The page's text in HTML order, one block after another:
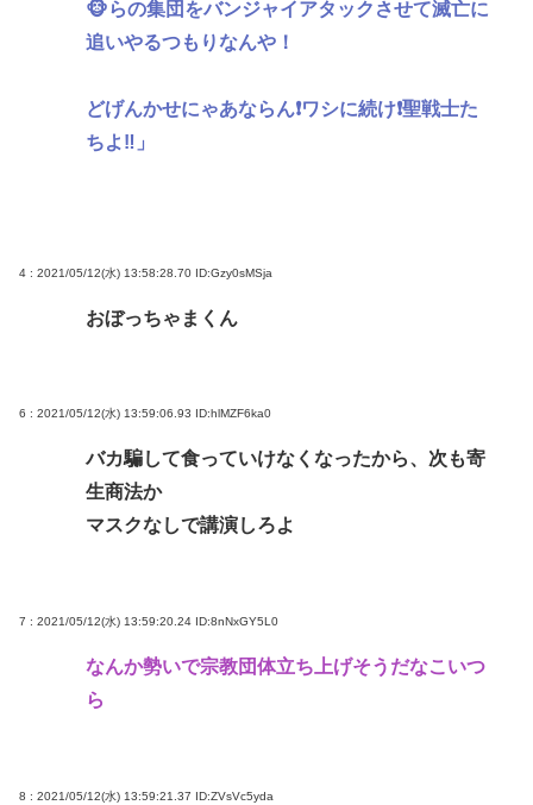
🐵らの集団をバンジャイアタックさせて滅亡に
追いやるつもりなんや！
どげんかせにゃあならん❗ワシに続け❗聖戦士た
ちよ‼」
4 : 2021/05/12(水) 13:58:28.70 ID:Gzy0sMSja
おぼっちゃまくん
6 : 2021/05/12(水) 13:59:06.93 ID:hlMZF6ka0
バカ騙して食っていけなくなったから、次も寄
生商法か
マスクなしで講演しろよ
7 : 2021/05/12(水) 13:59:20.24 ID:8nNxGY5L0
なんか勢いで宗教団体立ち上げそうだなこいつ
ら
8 : 2021/05/12(水) 13:59:21.37 ID:ZVsVc5yda